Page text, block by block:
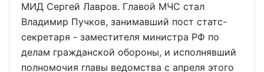
МИД Сергей Лавров. Главой МЧС стал
Владимир Пучков, занимавший пост статс-
секретаря - заместителя министра РФ по
делам гражданской обороны, и исполнявший
полномочия главы ведомства с апреля этого